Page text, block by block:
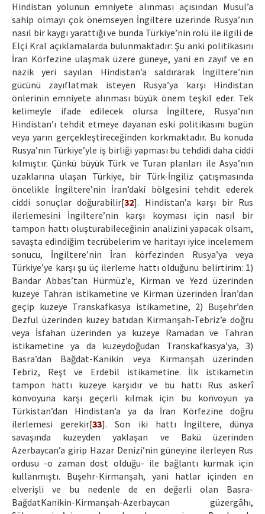
Hindistan yolunun emniyete alınması açısından Musul’a
sahip olmayı çok önemseyen İngiltere üzerinde Rusya’nın
nasıl bir kaygı yarattığı ve bunda Türkiye’nin rolü ile ilgili de
Elçi Kral açıklamalarda bulunmaktadır: Şu anki politikasını
İran Körfezine ulaşmak üzere güneye, yani en zayıf ve en
nazik yeri sayılan Hindistan’a saldırarak İngiltere’nin
gücünü zayıflatmak isteyen Rusya’ya karşı Hindistan
önlerinin emniyete alınması büyük önem teşkil eder. Tek
kelimeyle ifade edilecek olursa İngiltere, Rusya’nın
Hindistan’ı tehdit etmeye dayanan eski politikasını bugün
veya yarın gerçekleştireceğinden korkmaktadır. Bu konuda
Rusya’nın Türkiye’yle iş birliği yapması bu tehdidi daha ciddi
kılmıştır. Çünkü büyük Türk ve Turan planları ile Asya’nın
uzaklarına ulaşan Türkiye, bir Türk-İngiliz çatışmasında
öncelikle İngiltere’nin İran’daki bölgesini tehdit ederek
ciddi sonuçlar doğurabilir[32]. Hindistan’a karşı bir Rus
ilerlemesini İngiltere’nin karşı koyması için nasıl bir
tampon hattı oluşturabileceğinin analizini yapacak olsam,
savaşta edindiğim tecrübelerim ve haritayı iyice incelemem
sonucu, İngiltere’nin İran körfezinden Rusya’ya veya
Türkiye’ye karşı şu üç ilerleme hattı olduğunu belirtirim: 1)
Bandar Abbas’tan Hürmüz’e, Kirman ve Yezd üzerinden
kuzeye Tahran istikametine ve Kirman üzerinden İran’dan
geçip kuzeye Transkafkasya istikametine, 2) Buşehr’den
Dezful üzerinden kuzey batıdan Kirmanşah-Tebriz’e doğru
veya İsfahan üzerinden ya kuzeye Ramadan ve Tahran
istikametine ya da kuzeydoğudan Transkafkasya’ya, 3)
Basra’dan Bağdat-Kanikin veya Kirmanşah üzerinden
Tebriz, Reşt ve Erdebil istikametine. İlk istikametin
tampon hattı kuzeye karşıdır ve bu hattı Rus askerî
konvoyuna karşı geçerli kılmak için bu konvoyun ya
Türkistan’dan Hindistan’a ya da İran Körfezine doğru
ilerlemesi gerekir[33]. Son iki hattı İngiltere, dünya
savaşında kuzeyden yaklaşan ve Bakü üzerinden
Azerbaycan’a girip Hazar Denizi’nin güneyine ilerleyen Rus
ordusu -o zaman dost olduğu- ile bağlantı kurmak için
kullanmıştı. Buşehr-Kirmanşah, yani hatlar içinden en
elverişli ve bu nedenle de en değerli olan Basra-
BağdatKanikin-Kirmanşah-Azerbaycan güzergâhı,